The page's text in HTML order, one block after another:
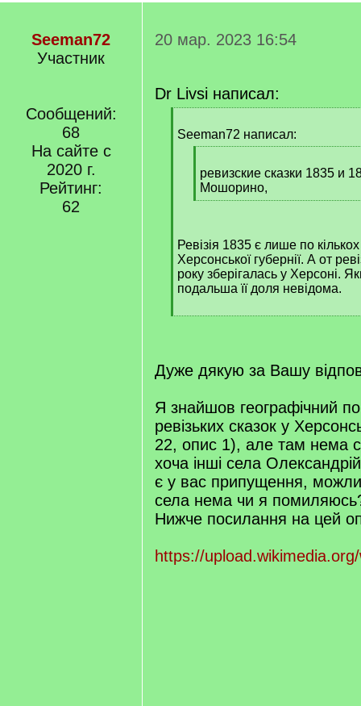
Seeman72
Участник
Сообщений:
68
На сайте с
2020 г.
Рейтинг:
62
20 мар. 2023 16:54
Dr Livsi написал:
q
Seeman72 написал:
q
]
ревизские сказки 1835 и
Мошорино,
[
]
Ревізія 1835 є лише по
Херсонської губернії. А от
року зберігалась у Херсоні.
подальша її доля невідома.
[
Дуже дякую за Вашу
Я знайшов географічний
ревізьких сказок у
22, опис 1), але там нема
хоча інші села
є у вас припущення,
села нема чи я
Нижче посилання на цей
https://